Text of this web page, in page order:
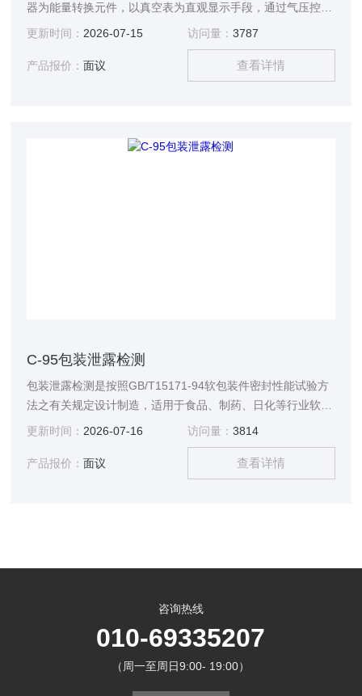
器为能量转换元件，以真空表为直观显示手段，通过气压控制
实现了真空的速度快、效果直观、密封性试验过程迅速等优良
更新时间： 2026-07-15 访问量： 3787
产品报价：面议 查看详情
C-95包装泄露检测
包装泄露检测是按照GB/T15171-94软包装件密封性能试验方
法之有关规定设计制造，适用于食品、制药、日化等行业软包
装的密封试验。
更新时间： 2026-07-16 访问量： 3814
产品报价：面议 查看详情
咨询热线
010-69335207
（周一至周日9:00- 19:00）